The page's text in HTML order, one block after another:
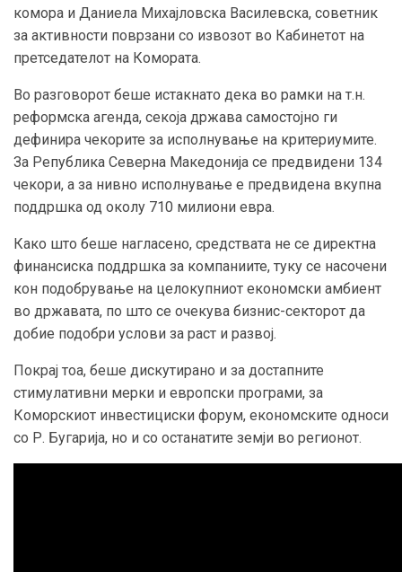
комора и Даниела Михајловска Василевска, советник
за активности поврзани со извозот во Кабинетот на
претседателот на Комората.
Во разговорот беше истакнато дека во рамки на т.н.
реформска агенда, секоја држава самостојно ги
дефинира чекорите за исполнување на критериумите.
За Република Северна Македонија се предвидени 134
чекори, а за нивно исполнување е предвидена вкупна
поддршка од околу 710 милиони евра.
Како што беше нагласено, средствата не се директна
финансиска поддршка за компаниите, туку се насочени
кон подобрување на целокупниот економски амбиент
во државата, по што се очекува бизнис-секторот да
добие подобри услови за раст и развој.
Покрај тоа, беше дискутирано и за достапните
стимулативни мерки и европски програми, за
Коморскиот инвестициски форум, економските односи
со Р. Бугарија, но и со останатите земји во регионот.